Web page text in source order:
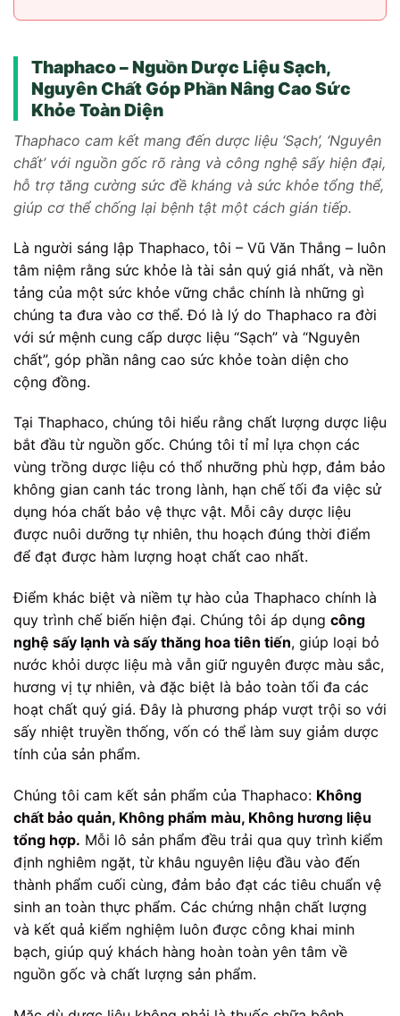
Thaphaco – Nguồn Dược Liệu Sạch,
Nguyên Chất Góp Phần Nâng Cao Sức
Khỏe Toàn Diện
Thaphaco cam kết mang đến dược liệu ‘Sạch’, ‘Nguyên
chất’ với nguồn gốc rõ ràng và công nghệ sấy hiện đại,
hỗ trợ tăng cường sức đề kháng và sức khỏe tổng thể,
giúp cơ thể chống lại bệnh tật một cách gián tiếp.
Là người sáng lập Thaphaco, tôi – Vũ Văn Thắng – luôn
tâm niệm rằng sức khỏe là tài sản quý giá nhất, và nền
tảng của một sức khỏe vững chắc chính là những gì
chúng ta đưa vào cơ thể. Đó là lý do Thaphaco ra đời
với sứ mệnh cung cấp dược liệu “Sạch” và “Nguyên
chất”, góp phần nâng cao sức khỏe toàn diện cho
cộng đồng.
Tại Thaphaco, chúng tôi hiểu rằng chất lượng dược liệu
bắt đầu từ nguồn gốc. Chúng tôi tỉ mỉ lựa chọn các
vùng trồng dược liệu có thổ nhưỡng phù hợp, đảm bảo
không gian canh tác trong lành, hạn chế tối đa việc sử
dụng hóa chất bảo vệ thực vật. Mỗi cây dược liệu
được nuôi dưỡng tự nhiên, thu hoạch đúng thời điểm
để đạt được hàm lượng hoạt chất cao nhất.
Điểm khác biệt và niềm tự hào của Thaphaco chính là
quy trình chế biến hiện đại. Chúng tôi áp dụng công
nghệ sấy lạnh và sấy thăng hoa tiên tiến, giúp loại bỏ
nước khỏi dược liệu mà vẫn giữ nguyên được màu sắc,
hương vị tự nhiên, và đặc biệt là bảo toàn tối đa các
hoạt chất quý giá. Đây là phương pháp vượt trội so với
sấy nhiệt truyền thống, vốn có thể làm suy giảm dược
tính của sản phẩm.
Chúng tôi cam kết sản phẩm của Thaphaco: Không
chất bảo quản, Không phẩm màu, Không hương liệu
tổng hợp. Mỗi lô sản phẩm đều trải qua quy trình kiểm
định nghiêm ngặt, từ khâu nguyên liệu đầu vào đến
thành phẩm cuối cùng, đảm bảo đạt các tiêu chuẩn vệ
sinh an toàn thực phẩm. Các chứng nhận chất lượng
và kết quả kiểm nghiệm luôn được công khai minh
bạch, giúp quý khách hàng hoàn toàn yên tâm về
nguồn gốc và chất lượng sản phẩm.